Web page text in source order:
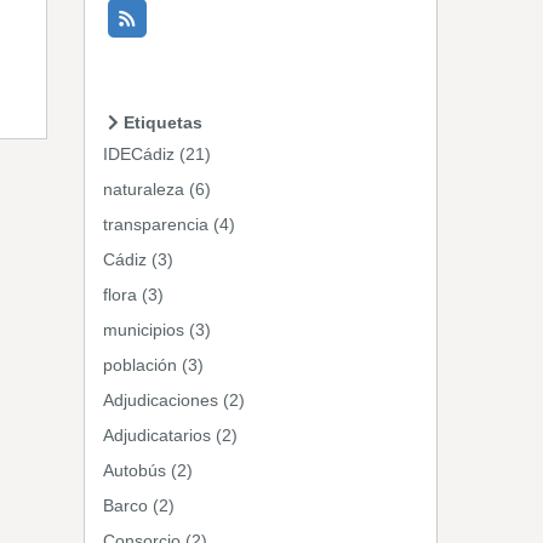
Etiquetas
IDECádiz (21)
naturaleza (6)
transparencia (4)
Cádiz (3)
flora (3)
municipios (3)
población (3)
Adjudicaciones (2)
Adjudicatarios (2)
Autobús (2)
Barco (2)